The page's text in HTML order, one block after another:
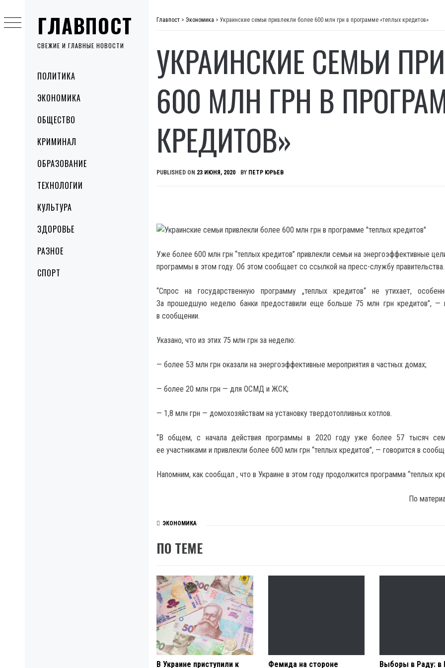
ГЛАВПОСТ
СВЕЖИЕ И ГЛАВНЫЕ НОВОСТИ
MenuПОЛИТИКА
ЭКОНОМИКА
ОБЩЕСТВО
КРИМИНАЛ
ОБРАЗОВАНИЕ
ТЕХНОЛОГИИ
КУЛЬТУРА
ЗДОРОВЬЕ
РАЗНОЕ
СПОРТ
to
content
Главпост > Экономика > Украинские семьи привлекли более 600 млн грн в программе «теплых кредитов»
УКРАИНСКИЕ СЕМЬИ
600 МЛН ГРН В
КРЕДИТОВ»
PUBLISHED ON 23 ИЮНЯ, 2020 BY ПЕТР ЮРЬЕВ
Уже более 600 млн грн “теплых кредитов” привлекли семьи на энергоэффективные
программы в этом году. Об этом сообщает со ссылкой на пресс-службу правительства.
“Спрос на государственную программу „теплых кредитов“ не утихает,
За прошедшую неделю банки предоставили еще больше 75 млн грн кредитов”, —
в сообщении.
Указано, что из этих 75 млн грн за неделю:
— более 53 млн грн оказали на энергоэффективные мероприятия в частных домах;
— более 20 млн грн — для ОСМД и ЖСК;
— 1,8 млн грн — домохозяйствам на установку твердотопливных котлов.
“В общем, с начала действия программы в 2020 году уже более 57 тысяч
ее участниками и привлекли более 600 млн грн “теплых кредитов”, — говорится в
Напомним, как сообщал , что в Украине в этом году продолжится программа “теплых
По
ЭКОНОМИКА
ПО ТЕМЕ
В Украине приступили к
Фемида на стороне
Выборы в Раду: